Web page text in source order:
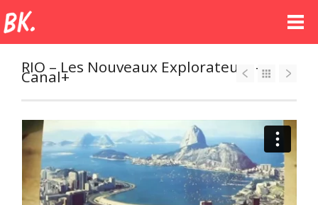
RIO – Les Nouveaux Explorateurs –
Canal+